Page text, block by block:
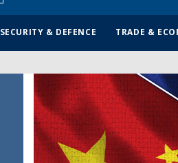
SECURITY & DEFENCE TRADE &